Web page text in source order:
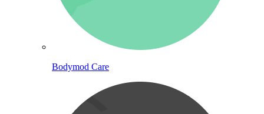
Bodymod Care